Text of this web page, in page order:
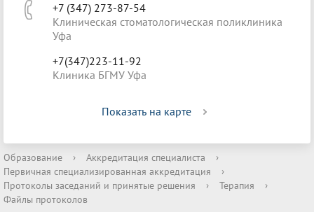
+7 (347) 273-87-54
Клиническая стоматологическая поликлиника
Уфа
+7(347)223-11-92
Клиника БГМУ Уфа
Показать на карте
Образование › Аккредитация специалиста
›
Первичная специализированная аккредитация
›
Протоколы заседаний и принятые решения
› Терапия
›
Файлы протоколов